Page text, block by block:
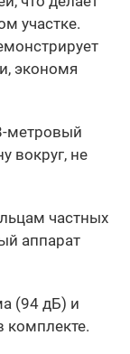
участке.
экономя
метровый
вокруг, не
частных
аппарат
(94 дБ) и
комплекте.